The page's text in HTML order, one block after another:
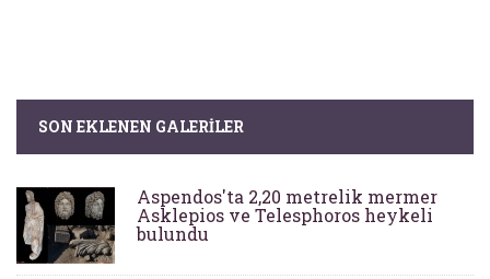
SON EKLENEN GALERILER
Aspendos'ta 2,20 metrelik mermer
Asklepios ve Telesphoros heykeli
bulundu